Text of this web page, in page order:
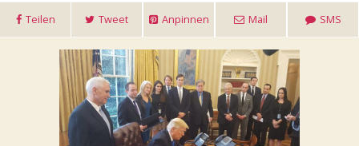
Teilen Tweet Anpinnen Mail SMS